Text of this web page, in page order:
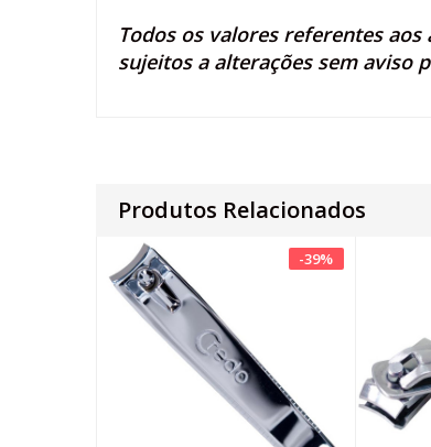
Todos os valores referentes
sujeitos a alterações sem aviso
Produtos Relacionados
-39%